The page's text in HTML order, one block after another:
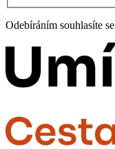
Odebíráním souhlasíte se